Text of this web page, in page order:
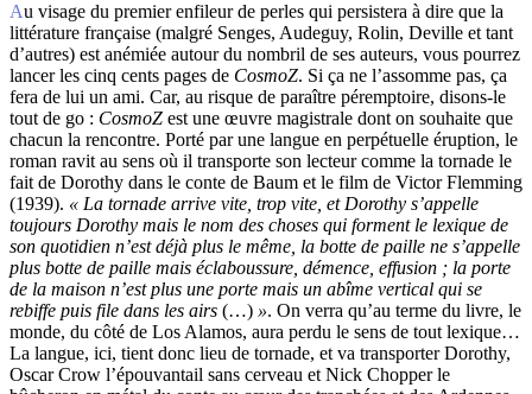
Au visage du premier enfileur de perles qui persistera à dire que la
littérature française (malgré Senges, Audeguy, Rolin, Deville et tant
d’autres) est anémiée autour du nombril de ses auteurs, vous pourrez
lancer les cinq cents pages de CosmoZ. Si ça ne l’assomme pas, ça
fera de lui un ami. Car, au risque de paraître péremptoire, disons-le
tout de go : CosmoZ est une œuvre magistrale dont on souhaite que
chacun la rencontre. Porté par une langue en perpétuelle éruption, le
roman ravit au sens où il transporte son lecteur comme la tornade le
fait de Dorothy dans le conte de Baum et le film de Victor Flemming
(1939). « La tornade arrive vite, trop vite, et Dorothy s’appelle
toujours Dorothy mais le nom des choses qui forment le lexique de
son quotidien n’est déjà plus le même, la botte de paille ne s’appelle
plus botte de paille mais éclaboussure, démence, effusion ; la porte
de la maison n’est plus une porte mais un abîme vertical qui se
rebiffe puis file dans les airs (…) ». On verra qu’au terme du livre, le
monde, du côté de Los Alamos, aura perdu le sens de tout lexique…
La langue, ici, tient donc lieu de tornade, et va transporter Dorothy,
Oscar Crow l’épouvantail sans cerveau et Nick Chopper le